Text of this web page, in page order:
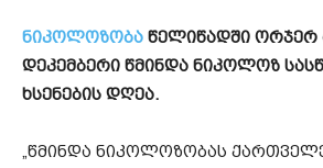
ნიკოლოზობა წელიწადში ორჯერ
დეკემბერი წმინდა ნიკოლოზ
ხსენების დღეა.
„წმინდა ნიკოლოზობას